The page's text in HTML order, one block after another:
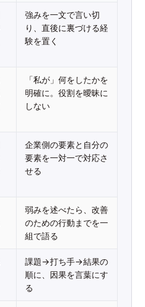
強みを一文で言い切
り、直後に裏づける経
験を置く
「私が」何をしたかを
明確に。役割を曖昧に
しない
企業側の要素と自分の
要素を一対一で対応さ
せる
弱みを述べたら、改善
のための行動までを一
組で語る
課題→打ち手→結果の
順に、因果を言葉にす
る